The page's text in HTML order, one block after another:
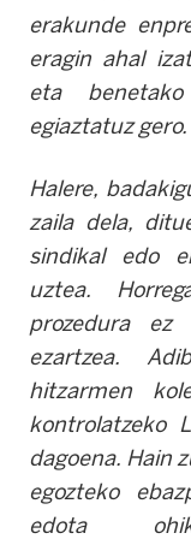
erakunde
eragin ahal
eta
egiaztatuz gero.
Halere,
zaila dela,
sindikal edo
uztea.
prozedura ez
ezartzea.
hitzarmen
kontrolatzeko
dagoena. Hain
egozteko
edota